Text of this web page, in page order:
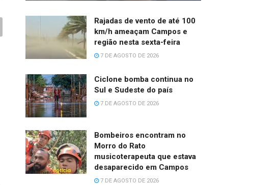
Rajadas de vento de até 100
km/h ameaçam Campos e
região nesta sexta-feira
7 DE AGOSTO DE 2026
Ciclone bomba continua no
Sul e Sudeste do país
7 DE AGOSTO DE 2026
Bombeiros encontram no
Morro do Rato
musicoterapeuta que estava
desaparecido em Campos
7 DE AGOSTO DE 2026